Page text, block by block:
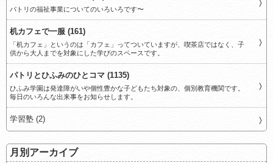
パトリの福祉事業についてのいろいろです〜
机カフェで一服 (161)
「机カフェ」というのは「カフェ」ってついていますが、喫茶店ではなく、子
供から大人までを対象にした学びのスペースです。
パトリとひふみのひとコマ (1135)
ひふみ学園は発達障がいや個性豊かな子どもたち対象の、個別教育機関です。
毎日のいろんな出来事をお知らせします。
学習塾 (2)
月別アーカイブ